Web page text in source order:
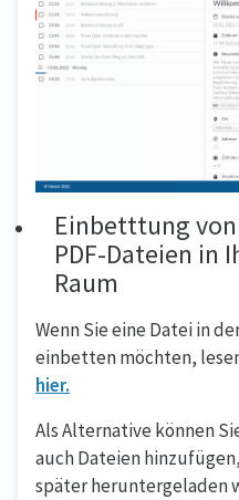
Einbetttung von
PDF-Dateien in
Raum
Wenn Sie eine Datei in
einbetten möchten,
hier.
Als Alternative können
auch Dateien
später heruntergeladen